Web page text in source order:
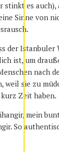
stinkt es auch),
Sinne von
der
ist, um
nach
weil sie zu
Zeit haben.
mein
So